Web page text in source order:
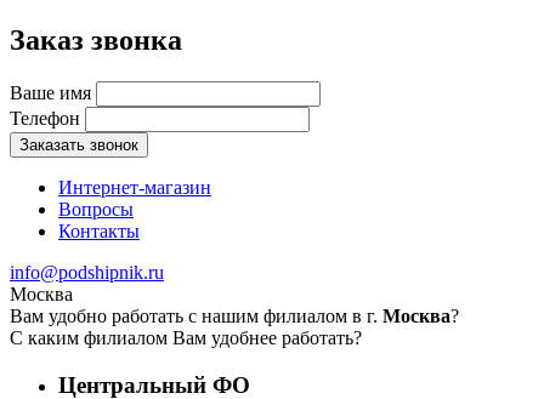
Заказ звонка
Ваше имя
Телефон
Заказать звонок
Интернет-магазин
Вопросы
Контакты
info@podshipnik.ru
Москва
Вам удобно работать с нашим филиалом в г. Москва?
С каким филиалом Вам удобнее работать?
Центральный ФО